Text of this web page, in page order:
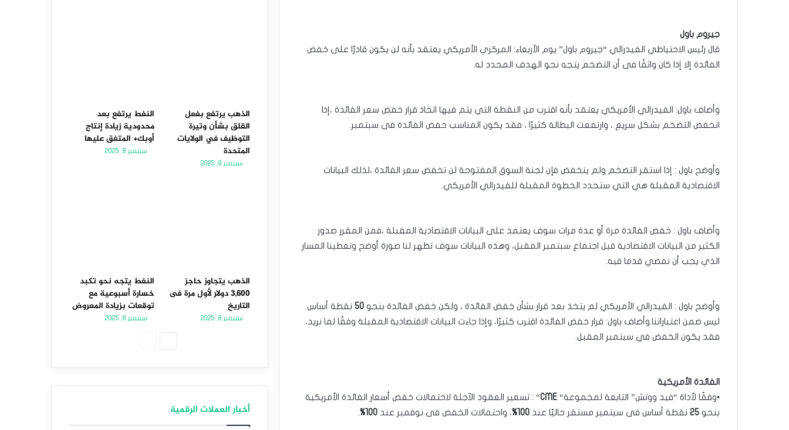
جيروم باول
قال رئيس الاحتياطي الفيدرالي “جيروم باول” يوم الأربعاء: المركزي الأمريكي يعتقد ‏بأنه لن يكون قادرًا على خفض
الفائدة إلا إذا كان واثقًا فى أن التضخم يتجه نحو ‏الهدف المحدد له.‏
وأضاف باول: الفيدرالي الأمريكي يعتقد بأنه اقترب من النقطة التي يتم فيها اتخاذ ‏قرار خفض سعر الفائدة ،إذا
انخفض التضخم بشكل سريع ، وارتفعت البطالة كثيرًا ، ‏فقد يكون المناسب خفض الفائدة فى سبتمبر.‏
وأوضح باول : إذا استقر التضخم ولم ينخفض فإن لجنة السوق المفتوحة لن تخفض ‏سعر الفائدة ،لذلك البيانات
الاقتصادية المقبلة هي التي ستحدد الخطوة المقبلة ‏للفيدرالي الأمريكي.‏
وأضاف باول : خفض الفائدة مرة أو عدة مرات سوف يعتمد على البيانات الاقتصادية ‏المقبلة ،فمن المقرر صدور
الكثير من البيانات الاقتصادية قبل اجتماع سبتمبر المقبل، ‏وهذه البيانات سوف تظهر لنا صورة أوضح وتعطينا المسار
الذي يجب أن نمضي ‏قدما فيه.‏
وأوضح باول : الفيدرالي الأمريكي لم يتخذ بعد قرار بشأن خفض الفائدة ، ولكن خفض ‏الفائدة بنحو 50 نقطة أساس
ليس ضمن اعتباراتنا.‏وأضاف باول: قرار خفض الفائدة اقترب كثيرًا، وإذا جاءت البيانات الاقتصادية المقبلة ‏وفقًا لما نريد،
فقد يكون الخفض في سبتمبر المقبل.‏
الفائدة الأمريكية
•وفقًا لأداة “فيد ووتش” التابعة لمجموعة‎ “‎‏
CME‏‎
“‎‏ : تسعير العقود الآجلة ‏لاحتمالات خفض أسعار الفائدة الأمريكية
بنحو 25 نقطة أساس فى سبتمبر ‏مستقر حاليًا عند 100% ، واحتمالات الخفض فى نوفمبر عند 100%
.‏
الذهب يرتفع بفعل
القلق بشأن وتيرة
التوظيف في الولايات
المتحدة
سبتمبر 9, 2025
النفط يرتفع بعد
محدودية زيادة إنتاج
أوبك+ المتفق عليها
سبتمبر 8, 2025
الذهب يتجاوز حاجز
3,600 دولار لأول مرة فى
التاريخ
سبتمبر 8, 2025
النفط يتجه نحو تكبد
خسارة أسبوعية مع
توقعات بزيادة المعروض
سبتمبر 6, 2025
أخبار العملات الرقمية